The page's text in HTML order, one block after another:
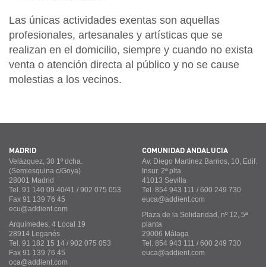
Las únicas actividades exentas son aquellas
profesionales, artesanales y artísticas que se
realizan en el domicilio, siempre y cuando no exista
venta o atención directa al público y no se cause
molestias a los vecinos.
MADRID
Velázquez, 30 1º dcha.
(Semiesquina c/Goya)
28001 Madrid
Tel. 91 140 09 40/41 / 902 075 053
Fax 91 139 76 45
ecu@addient.com
Arquímedes, 4 Local 19
28914 Leganés
Tel. 91 182 15 14 / 902 075 053
Fax 91 139 76 45
oca@addient.com
COMUNIDAD ANDALUCÍA
Av. Diego Martínez Barrios, 10, Edif.
Insur. 2ª plta
41013 Sevilla
Tel. 854 943 111 / 600 249 730
euca@addient.com
Plaza de la Solidaridad, nº 12, 5ª
planta
29006 Málaga
Tel. 854 943 111 / 600 249 730
euca@addient.com